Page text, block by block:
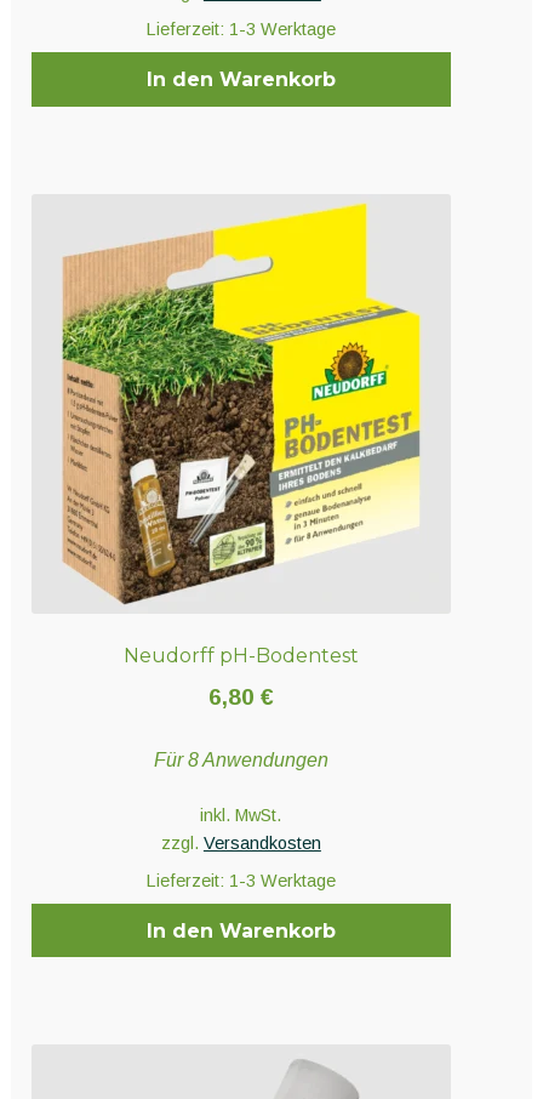
Lieferzeit: 1-3 Werktage
In den Warenkorb
Neudorff pH-Bodentest
6,80 €
Für 8 Anwendungen
inkl. MwSt.
zzgl. Versandkosten
Lieferzeit: 1-3 Werktage
In den Warenkorb